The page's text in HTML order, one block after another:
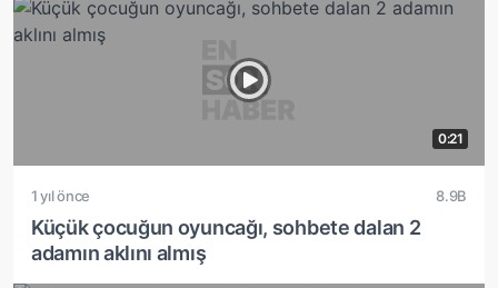
0:21
1 yıl önce 8.9B
Küçük çocuğun oyuncağı, sohbete dalan 2
adamın aklını almış